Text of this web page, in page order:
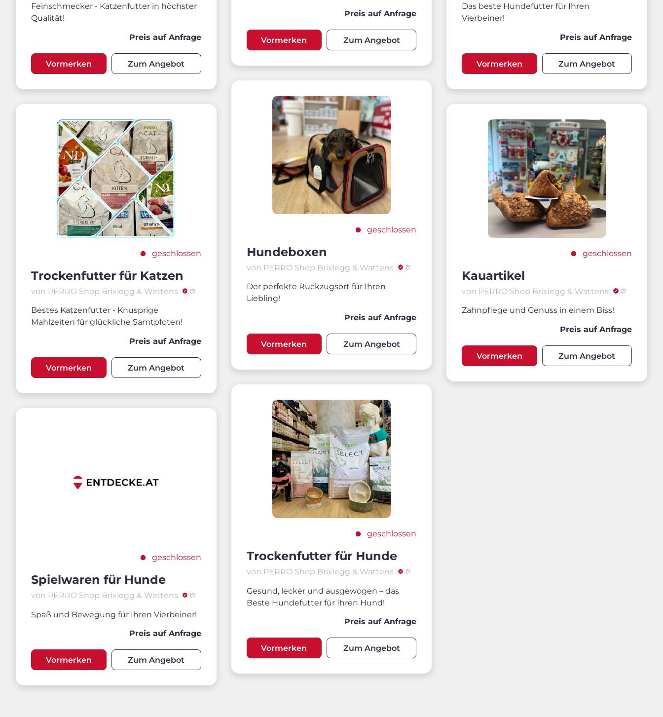
Feinschmecker - Katzenfutter in höchster
Qualität!
Preis auf Anfrage
Vormerken Zum Angebot
Preis auf Anfrage
Vormerken Zum Angebot
Das beste Hundefutter für Ihren
Vierbeiner!
Preis auf Anfrage
Vormerken Zum Angebot
geschlossen
Trockenfutter für Katzen
von PERRO Shop Brixlegg & Wattens
Bestes Katzenfutter - Knusprige
Mahlzeiten für glückliche Samtpfoten!
Preis auf Anfrage
Vormerken Zum Angebot
geschlossen
Hundeboxen
von PERRO Shop Brixlegg & Wattens
Der perfekte Rückzugsort für Ihren
Liebling!
Preis auf Anfrage
Vormerken Zum Angebot
geschlossen
Kauartikel
von PERRO Shop Brixlegg & Wattens
Zahnpflege und Genuss in einem Biss!
Preis auf Anfrage
Vormerken Zum Angebot
geschlossen
Spielwaren für Hunde
von PERRO Shop Brixlegg & Wattens
Spaß und Bewegung für Ihren Vierbeiner!
Preis auf Anfrage
Vormerken Zum Angebot
geschlossen
Trockenfutter für Hunde
von PERRO Shop Brixlegg & Wattens
Gesund, lecker und ausgewogen – das
Beste Hundefutter für Ihren Hund!
Preis auf Anfrage
Vormerken Zum Angebot